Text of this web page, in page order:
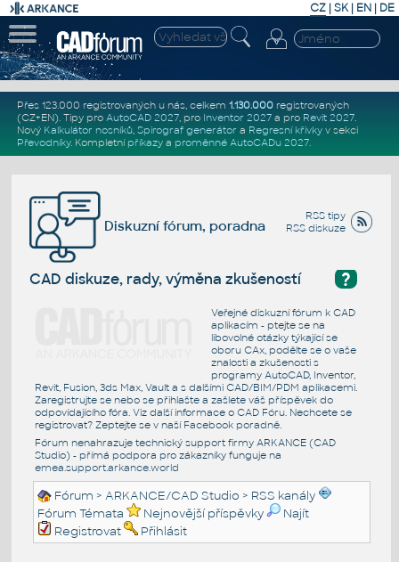
CZ | SK| EN | DE
Přes 123.000 registrovaných u nás, celkem 1.130.000registrovaných
(CZ+EN). Tipy pro AutoCAD 2027, pro Inventor 2027a pro Revit 2027.
Nový Kalkulátor nosníků, Spirograf generátor a Regresní křivkyv sekci
Převodníky. Kompletní příkazya proměnné AutoCADu 2027.
RSS tipy
RSS diskuze
Diskuzní fórum, poradna
?
CAD diskuze, rady, výměna zkušeností
Veřejné diskuzní fórum k CAD
aplikacím - ptejte se na
libovolné otázky týkající se
oboru CAx, podělte se o vaše
znalosti a zkušenosti s
programy AutoCAD, Inventor,
Revit, Fusion, 3ds Max, Vault a s dalšími CAD/BIM/PDM aplikacemi.
Zaregistrujte se nebo se přihlašte a zašlete váš příspěvek do
odpovídajícího fóra. Viz další informace o CAD Fóru. Nechcete se
registrovat? Zeptejte se v naší Facebook poradně.
Fórum nenahrazuje technický support firmy ARKANCE (CAD
Studio) - přímá podpora pro zákazníky funguje na
emea.support.arkance.world
Fórum >ARKANCE/CAD Studio > RSS kanály
Fórum Témata
Nejnovější příspěvky
Najít
Registrovat
Přihlásit